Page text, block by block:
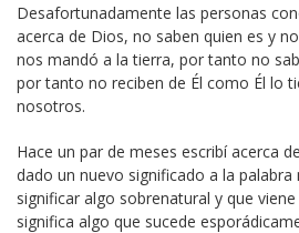
Desafortunadamente las personas
acerca de Dios, no saben quien es y
nos mandó a la tierra, por tanto no
por tanto no reciben de Él como Él lo
nosotros.
Hace un par de meses escribí acerca
dado un nuevo significado a la
significar algo sobrenatural y que
significa algo que sucede